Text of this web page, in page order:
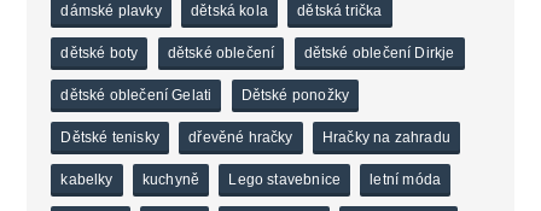
dámské plavky dětská kola dětská trička
dětské boty dětské oblečení dětské oblečení Dirkje
dětské oblečení Gelati Dětské ponožky
Dětské tenisky dřevěné hračky Hračky na zahradu
kabelky kuchyně Lego stavebnice letní móda